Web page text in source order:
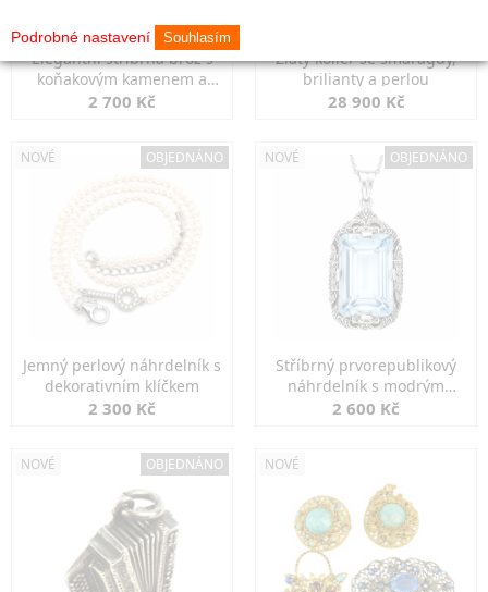
Elegantní stříbrná brož s
koňakovým kamenem a
markazity
2 700 Kč
Zlatý kolier se smaragdy,
brilianty a perlou
28 900 Kč
NOVÉ OBJEDNÁNO
Jemný perlový náhrdelník s
dekorativním klíčkem
2 300 Kč
NOVÉ OBJEDNÁNO
Stříbrný prvorepublikový
náhrdelník s modrým
spinelem
2 600 Kč
NOVÉ OBJEDNÁNO NOVÉ
Podrobné nastavení Souhlasím